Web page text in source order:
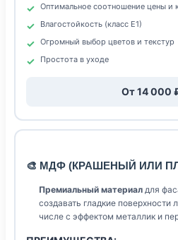
Оптимальное соотношение цены и
Влагостойкость (класс Е1)
Огромный выбор цветов и текстур
Простота в уходе
От 14 000
🎨 МДФ (КРАШЕНЫЙ ИЛИ
Премиальный материал для
создавать гладкие поверхности
числе с эффектом металлик и